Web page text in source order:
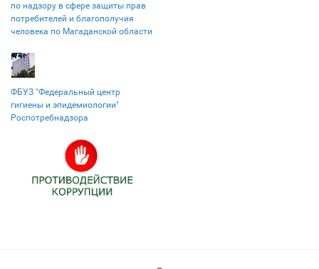
по надзору в сфере защиты прав
потребителей и благополучия
человека по Магаданской области
ФБУЗ "Федеральный центр
гигиены и эпидемиологии"
Роспотребнадзора